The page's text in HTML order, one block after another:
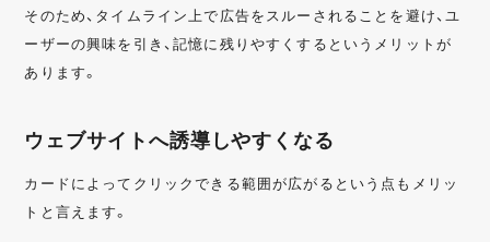
そのため、タイムライン上で広告をスルーされることを避け、ユ
ーザーの興味を引き、記憶に残りやすくするというメリットが
あります。
ウェブサイトへ誘導しやすくなる
カードによってクリックできる範囲が広がるという点もメリッ
トと言えます。